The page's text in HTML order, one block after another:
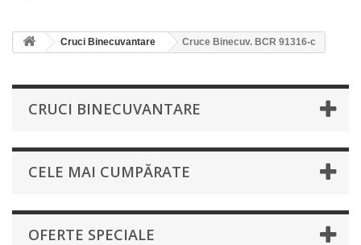
Cruci Binecuvantare Cruce Binecuv. BCR 91316-c
CRUCI BINECUVANTARE
CELE MAI CUMPĂRATE
OFERTE SPECIALE